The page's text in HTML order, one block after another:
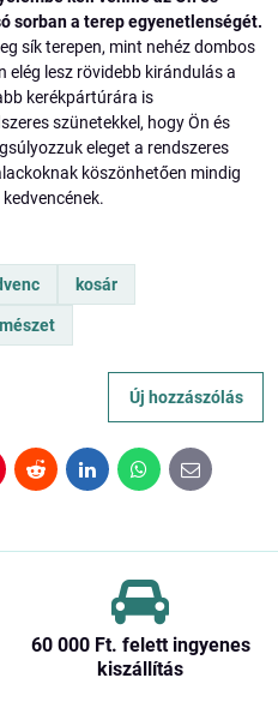
sorban a terep egyenetlenségét.
sík terepen, mint nehéz dombos
elég lesz rövidebb kirándulás a
kerékpártúrára is
szünetekkel, hogy Ön és
eleget a rendszeres
köszönhetően mindig
kosár
Új hozzászólás
RedditLinkedInWhatsApp
E-
mail
60 000 Ft​. felett ingyenes
kiszállítás